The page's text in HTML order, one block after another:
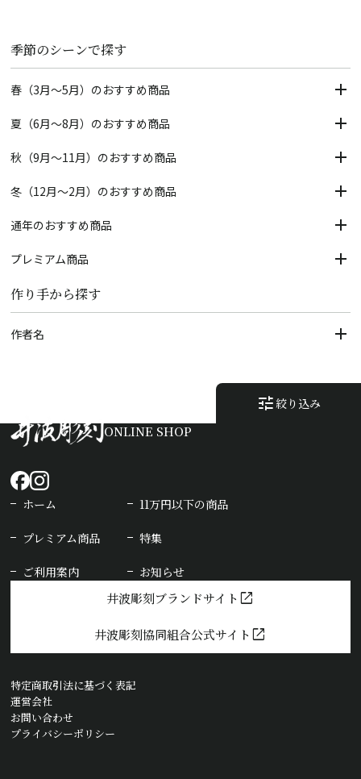
季節のシーンで探す
春（3月～5月）のおすすめ商品
夏（6月～8月）のおすすめ商品
秋（9月～11月）のおすすめ商品
冬（12月～2月）のおすすめ商品
通年のおすすめ商品
プレミアム商品
作り手から探す
作者名
tune絞り込み
ONLINE SHOP
ホーム 11万円以下の商品
プレミアム商品 特集
ご利用案内 お知らせ
井波彫刻ブランドサイト open_in_new
井波彫刻協同組合公式サイト open_in_new
特定商取引法に基づく表記
運営会社
お問い合わせ
プライバシーポリシー